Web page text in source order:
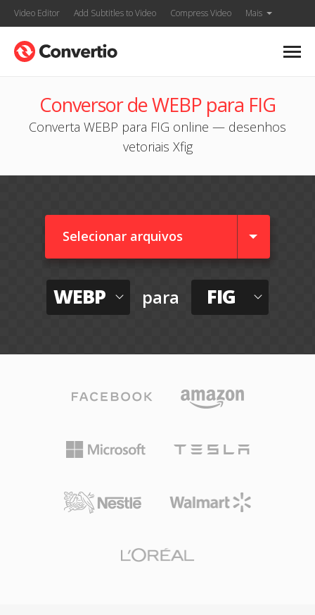
Video Editor Add Subtitles to Video Compress Video Mais
Conversor de WEBP para FIG
Converta WEBP para FIG online — desenhos
vetoriais Xfig
Selecionar arquivos
WEBP para FIG